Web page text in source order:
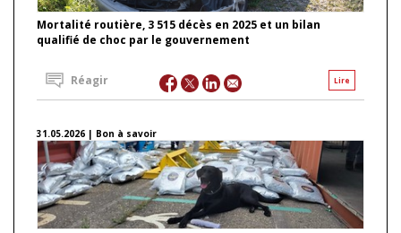
Mortalité routière, 3 515 décès en 2025 et un bilan
qualifié de choc par le gouvernement
Lire
Réagir
31.05.2026 | Bon à savoir